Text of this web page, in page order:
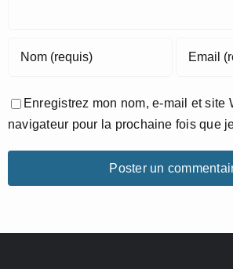
Enregistrez mon nom, e-mail et site
navigateur pour la prochaine fois que